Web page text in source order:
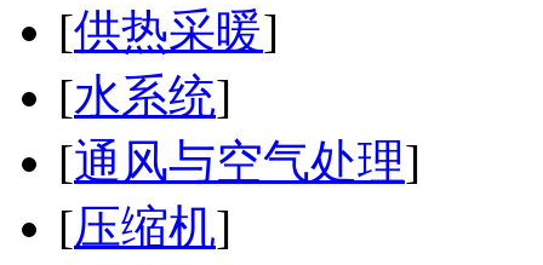
[供热采暖]
[水系统]
[通风与空气处理]
[压缩机]